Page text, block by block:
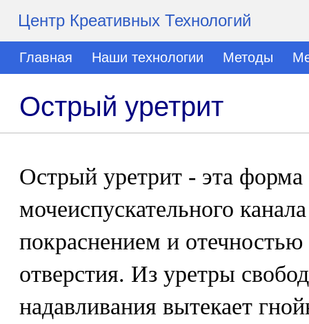
Центр Креативных Технологий
Главная Наши технологии Методы
Острый уретрит
Острый уретрит - эта форма
мочеиспускательного
покраснением и
отверстия. Из уретры
надавливания вытекает